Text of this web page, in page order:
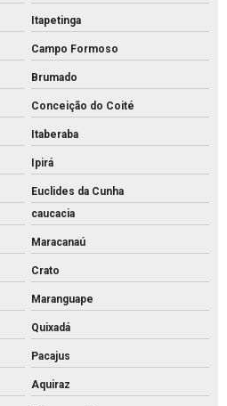
Itapetinga
Campo Formoso
Brumado
Conceição do Coité
Itaberaba
Ipirá
Euclides da Cunha
caucacia
Maracanaú
Crato
Maranguape
Quixadá
Pacajus
Aquiraz